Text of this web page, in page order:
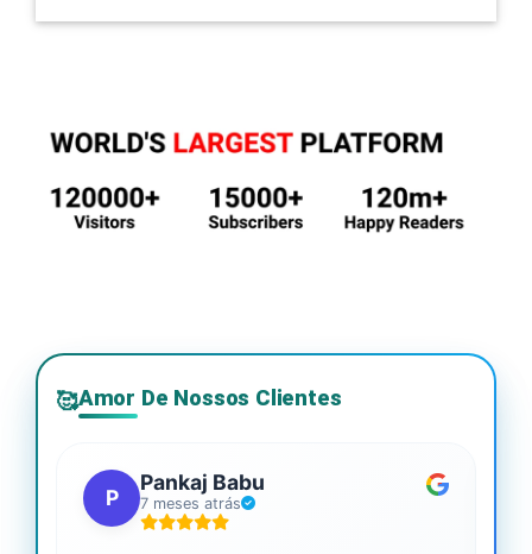
🥰Amor De Nossos Clientes
P
Pankaj Babu
7 meses atrás